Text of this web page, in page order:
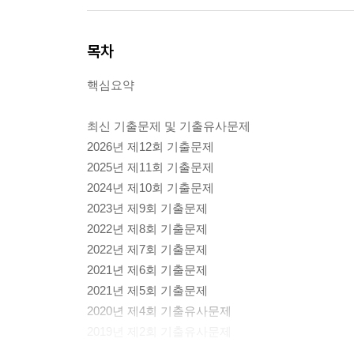
목차
핵심요약
최신 기출문제 및 기출유사문제
2026년 제12회 기출문제
2025년 제11회 기출문제
2024년 제10회 기출문제
2023년 제9회 기출문제
2022년 제8회 기출문제
2022년 제7회 기출문제
2021년 제6회 기출문제
2021년 제5회 기출문제
2020년 제4회 기출유사문제